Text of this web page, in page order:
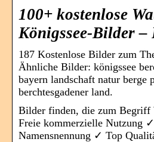
100+ kostenlose
Königssee-Bilder –
187 Kostenlose Bilder zum
Ähnliche Bilder: königssee
bayern landschaft natur berge
berchtesgadener land.
Bilder finden, die zum Begriff
Freie kommerzielle Nutzung
Namensnennung ✓ Top